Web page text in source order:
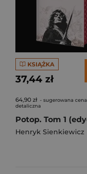
KSIĄŻKA
37,44 zł
64,90 zł - sugerowana cena
detaliczna
Henryk Sienkiewicz